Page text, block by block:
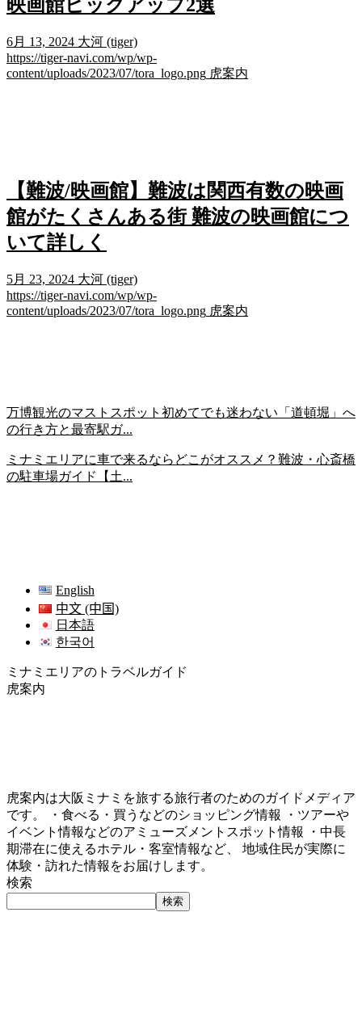
映画館ピックアップ2選
6月 13, 2024 大河 (tiger)
https://tiger-navi.com/wp/wp-
content/uploads/2023/07/tora_logo.png 虎案内
【難波/映画館】難波は関西有数の映画
館がたくさんある街 難波の映画館につ
いて詳しく
5月 23, 2024 大河 (tiger)
https://tiger-navi.com/wp/wp-
content/uploads/2023/07/tora_logo.png 虎案内
万博観光のマストスポット初めてでも迷わない「道頓堀」へ
の行き方と最寄駅ガ...
ミナミエリアに車で来るならどこがオススメ？難波・心斎橋
の駐車場ガイド【土...
English
中文 (中国)
日本語
한국어
ミナミエリアのトラベルガイド
虎案内
虎案内は大阪ミナミを旅する旅行者のためのガイドメディア
です。 ・食べる・買うなどのショッピング情報 ・ツアーや
イベント情報などのアミューズメントスポット情報 ・中長
期滞在に使えるホテル・客室情報など、 地域住民が実際に
体験・訪れた情報をお届けします。
検索
検索